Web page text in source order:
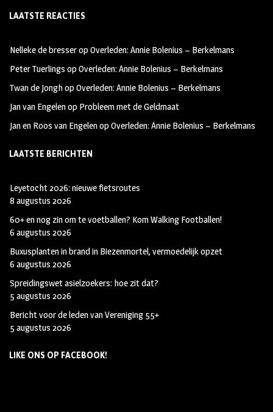
b
oo
k
ag
m
tt
LAATSTE REACTIES
Nelleke de bresseropOverleden: Annie Bolenius – Berkelmans
Peter Tuerlings opOverleden: Annie Bolenius – Berkelmans
Twan de JonghopOverleden: Annie Bolenius – Berkelmans
Jan van Engelenop Probleem met de Geldmaat
Jan en Roos van EngelenopOverleden: Annie Bolenius – Berkelmans
LAATSTE BERICHTEN
Leyetocht 2026: nieuwe fietsroutes
8 augustus 2026
60+ en nog zin om te voetballen? Kom Walking Footballen!
6 augustus 2026
Buxusplanten in brand in Biezenmortel, vermoedelijk opzet
6 augustus 2026
Spreidingswet asielzoekers: hoe zit dat?
5 augustus 2026
Bericht voor de leden van Vereniging 55+
5 augustus 2026
LIKE ONS OP FACEBOOK!